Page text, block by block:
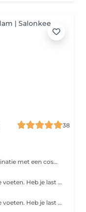
38
Deze behandeling kan ALLEEN in combinatie met een cosmetische pedicure worden ingepland. Een hoekje van je teennagel afgebroken of beschadigd? Met onze nagelreparatie brengen we je nagel weer netjes in model. We werken met acrylgel waarmee we de grote teennagel opbouwen of herstellen. Deze ziet er weer mooi, glad en natuurlijk uit. Perfect voor wie een nagel heeft gestoten of afgebroken, maar toch verzorgd voor de dag wil komen.
Wij behandelen uitsluitend cosmetische voeten. Heb je last van kloven, likdoorns, ingegroeide teennagels, kalknagels of ben je diabetespatiënt, dan verwijzen we je door naar een medische pedicure. Blijkt tijdens de afspraak dat er sprake is van een risicovoet? Dan vervalt de behandeling en wordt de aanbetaling niet gerestitueerd. Gun jezelf een moment van ontspanning én verzorging met onze cosmetische pedicure. Tijdens deze behandeling worden je voeten heerlijk verzorgd, zodat je weer met frisse, zachte voeten de deur uit stapt. Wat kun je verwachten: Het eelt wordt professioneel verwijderd met een frees Je teennagels worden geknipt, in vorm gevijld en de nagelriemen worden verzorgd Je kunt daarna kiezen voor een mooie afwerking met gellak of een verstevigende BIAB-laag geef je voorkeur aan in het keuzemenu Tot slot scrubben we je voeten en brengen we een verzorgende lotion aan voor een zachte, verzorgde finish Gellak blijft gemiddeld 35 weken mooi zonder te chippen. BIAB biedt extra stevigheid en is ideaal voor zwakkere of snel splijtende nagels.
Wij behandelen uitsluitend cosmetische voeten. Heb je last van kloven, likdoorns, ingegroeide teennagels, kalknagels of ben je diabetespatiënt, dan verwijzen we je door naar een medische pedicure. Blijkt tijdens de afspraak dat er sprake is van een risicovoet? Dan vervalt de behandeling en wordt de aanbetaling niet gerestitueerd. Heb je geen tijd voor een uitgebreide pedicure, maar wil je je voeten toch even opfrissen? Kies dan voor onze Mini Pedicure! Perfect voor tussendoor of als snelle oppepper. Je kiest zelf waar de focus ligt: Alleen het eelt laten verwijderen óf Alleen je teennagels laten knippen, vijlen en nagelriemen verzorgen Daarna sluiten we de behandeling altijd af met een heerlijke scrub en een verzorgende lotion voor zachte, frisse voeten.